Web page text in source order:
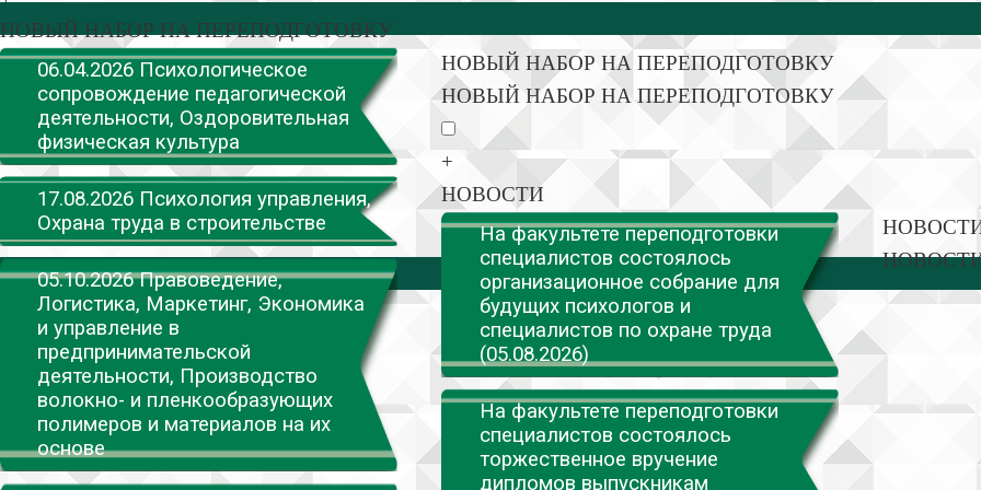
НОВЫЙ НАБОР НА ПЕРЕПОДГОТОВКУ
06.04.2026 Психологическое
сопровождение педагогической
деятельности, Оздоровительная
физическая культура
17.08.2026 Психология управления,
Охрана труда в строительстве
05.10.2026 Правоведение,
Логистика, Маркетинг, Экономика
и управление в
предпринимательской
деятельности, Производство
волокно- и пленкообразующих
полимеров и материалов на их
основе
НОВЫЙ НАБОР НА ПЕРЕПОДГОТОВКУ
НОВЫЙ НАБОР НА ПЕРЕПОДГОТОВКУ
+
НОВОСТИ
На факультете переподготовки
специалистов состоялось
организационное собрание для
будущих психологов и
специалистов по охране труда
(05.08.2026)
На факультете переподготовки
специалистов состоялось
торжественное вручение
дипломов выпускникам